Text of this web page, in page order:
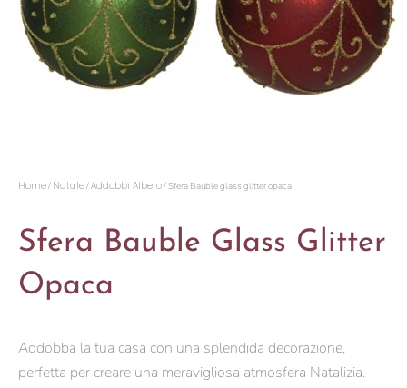
Home/ Natale/Addobbi Albero/ Sfera Bauble glass glitter opaca
Sfera Bauble Glass Glitter
Opaca
Addobba la tua casa con una splendida decorazione,
perfetta per creare una meravigliosa atmosfera Natalizia.